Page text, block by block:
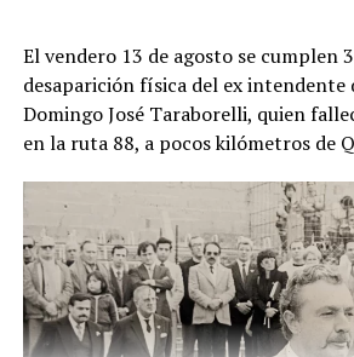
cuando un hombre que recorría la
perros advirtió una bolsa ubicada
Alertado por el comportamiento de
acercó y comprobó que contenía
El vendero 13 de agosto se cumplen
desaparición física del ex intendente
Domingo José Taraborelli, quien
en la ruta 88, a pocos kilómetros de